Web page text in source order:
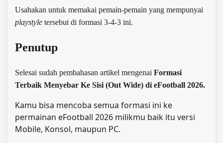
Usahakan untuk memakai pemain-pemain yang mempunyai
playstyle tersebut di formasi 3-4-3 ini.
Penutup
Selesai sudah pembahasan artikel mengenai Formasi
Terbaik Menyebar Ke Sisi (Out Wide) di eFootball 2026.
Kamu bisa mencoba semua formasi ini ke
permainan eFootball 2026 milikmu baik itu versi
Mobile, Konsol, maupun PC.